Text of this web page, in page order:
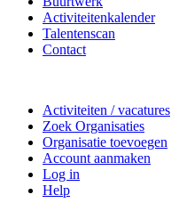
Activiteitenkalender
Talentenscan
Contact
Activiteiten / vacatures
Zoek Organisaties
Organisatie toevoegen
Account aanmaken
Log in
Help